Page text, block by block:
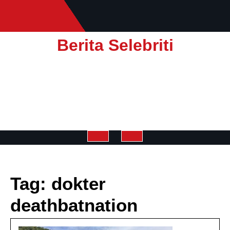
Berita Selebriti
Tag: dokter
deathbatnation